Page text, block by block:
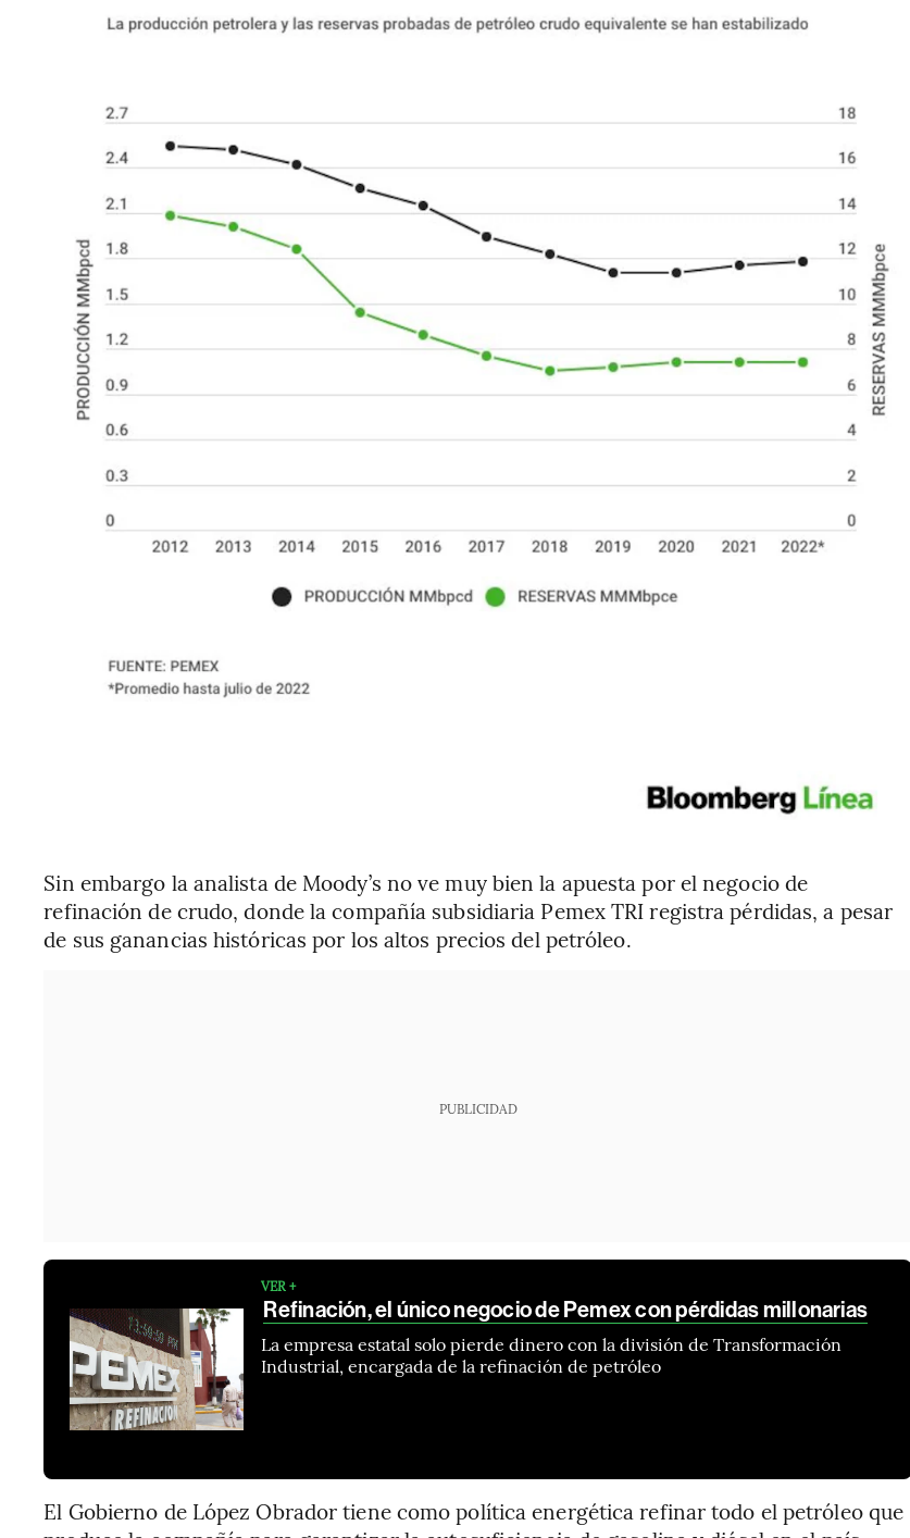
Sin embargo la analista de Moody’s no ve muy bien la apuesta por el negocio de
refinación de crudo, donde la compañía subsidiaria Pemex TRI registra pérdidas, a pesar
de sus ganancias históricas por los altos precios del petróleo.
PUBLICIDAD
VER +
Refinación, el único negocio de Pemex con pérdidas millonarias
La empresa estatal solo pierde dinero con la división de Transformación
Industrial, encargada de la refinación de petróleo
El Gobierno de López Obrador tiene como política energética refinar todo el petróleo que